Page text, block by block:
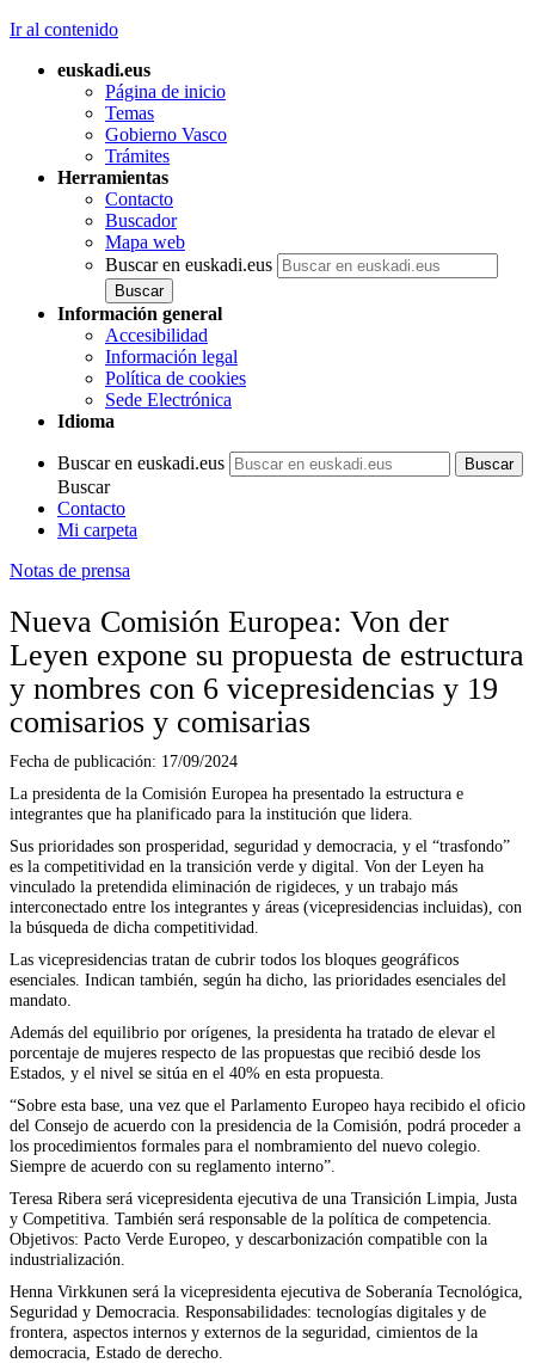
Ir al contenido
euskadi.eus
Página de inicio
Temas
Gobierno Vasco
Trámites
Herramientas
Contacto
Buscador
Mapa web
Buscar en euskadi.eus
Información general
Accesibilidad
Información legal
Política de cookies
Sede Electrónica
Idioma
Buscar en euskadi.eus
Buscar
Contacto
Mi carpeta
Notas de prensa
Nueva Comisión Europea: Von der
Leyen expone su propuesta de estructura
y nombres con 6 vicepresidencias y 19
comisarios y comisarias
Fecha de publicación: 17/09/2024
La presidenta de la Comisión Europea ha presentado la estructura e
integrantes que ha planificado para la institución que lidera.
Sus prioridades son prosperidad, seguridad y democracia, y el “trasfondo”
es la competitividad en la transición verde y digital. Von der Leyen ha
vinculado la pretendida eliminación de rigideces, y un trabajo más
interconectado entre los integrantes y áreas (vicepresidencias incluidas), con
la búsqueda de dicha competitividad.
Las vicepresidencias tratan de cubrir todos los bloques geográficos
esenciales. Indican también, según ha dicho, las prioridades esenciales del
mandato.
Además del equilibrio por orígenes, la presidenta ha tratado de elevar el
porcentaje de mujeres respecto de las propuestas que recibió desde los
Estados, y el nivel se sitúa en el 40% en esta propuesta.
“Sobre esta base, una vez que el Parlamento Europeo haya recibido el oficio
del Consejo de acuerdo con la presidencia de la Comisión, podrá proceder a
los procedimientos formales para el nombramiento del nuevo colegio.
Siempre de acuerdo con su reglamento interno”.
Teresa Ribera será vicepresidenta ejecutiva de una Transición Limpia, Justa
y Competitiva. También será responsable de la política de competencia.
Objetivos: Pacto Verde Europeo, y descarbonización compatible con la
industrialización.
Henna Virkkunen será la vicepresidenta ejecutiva de Soberanía Tecnológica,
Seguridad y Democracia. Responsabilidades: tecnologías digitales y de
frontera, aspectos internos y externos de la seguridad, cimientos de la
democracia, Estado de derecho.